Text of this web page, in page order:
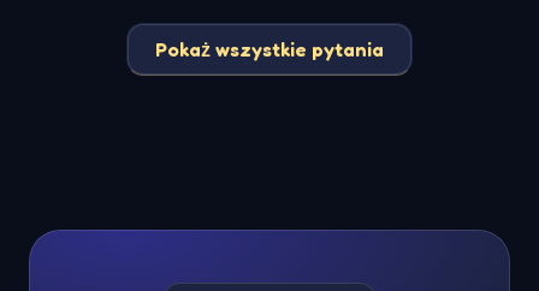
Pokaż wszystkie pytania